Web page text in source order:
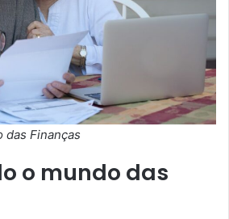
das Finanças
o mundo das